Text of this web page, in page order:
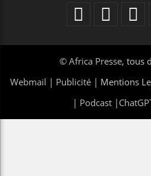
© Africa Presse, tous
Webmail | Publicité | Mentions
| Podcast|